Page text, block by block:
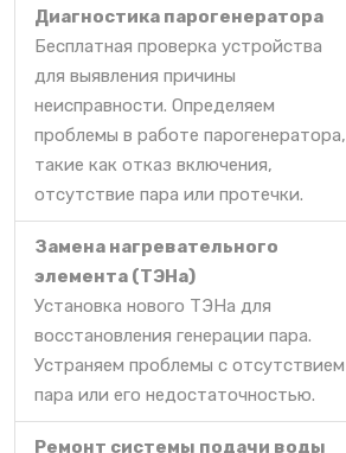
Диагностика парогенератора
Бесплатная проверка устройства
для выявления причины
неисправности. Определяем
проблемы в работе парогенератора,
такие как отказ включения,
отсутствие пара или протечки.
Замена нагревательного
элемента (ТЭНа)
Установка нового ТЭНа для
восстановления генерации пара.
Устраняем проблемы с отсутствием
пара или его недостаточностью.
Ремонт системы подачи воды